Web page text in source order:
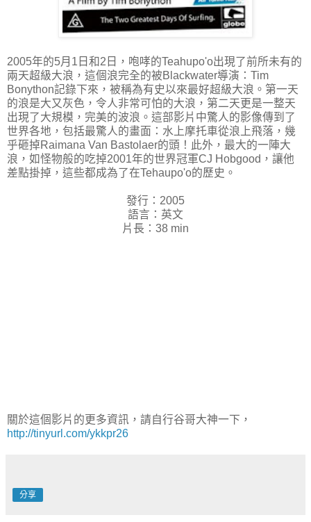
2005年的5月1日和2日，咆哮的Teahupo'o出現了前所未有的
兩天超級大浪，這個浪完全的被Blackwater導演：Tim
Bonython記錄下來，被稱為有史以來最好超級大浪。第一天
的浪是大又灰色，令人非常可怕的大浪，第二天更是一整天
出現了大規模，完美的波浪。這部影片中驚人的影像傳到了
世界各地，包括最驚人的畫面：水上摩托車從浪上飛落，幾
乎砸掉Raimana Van Bastolaer的頭！此外，最大的一陣大
浪，如怪物般的吃掉2001年的世界冠軍CJ Hobgood，讓他
差點掛掉，這些都成為了在Tehaupo'o的歷史。
發行：2005
語言：英文
片長：38 min
關於這個影片的更多資訊，請自行谷哥大神一下，
http://tinyurl.com/ykkpr26
分享